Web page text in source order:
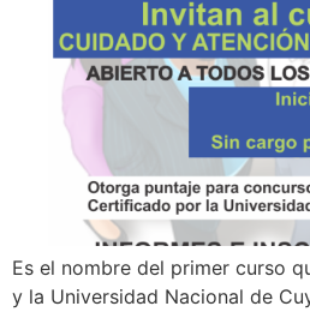
Es el nombre del primer curso
y la Universidad Nacional de